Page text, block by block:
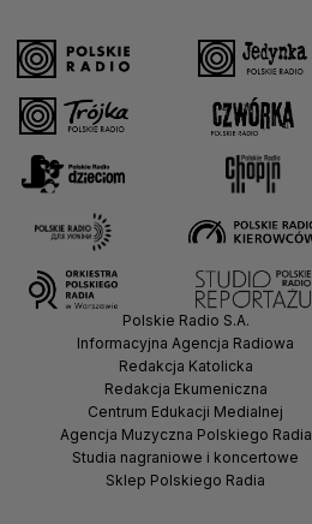
Polskie Radio S.A.
Informacyjna Agencja Radiowa
Redakcja Katolicka
Redakcja Ekumeniczna
Centrum Edukacji Medialnej
Agencja Muzyczna Polskiego Radia
Studia nagraniowe i koncertowe
Sklep Polskiego Radia